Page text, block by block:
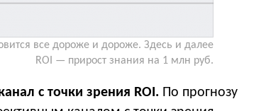
все дороже и дороже. Здесь и далее
ROI — прирост знания на 1 млн руб.
с точки зрения ROI.По прогнозу